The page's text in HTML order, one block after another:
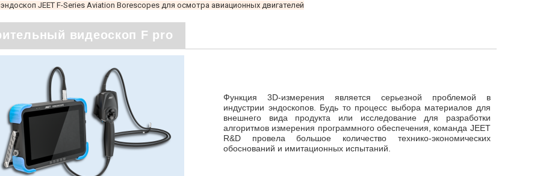
JEET F-Series Aviation Borescopes для осмотра авиационных двигателей
видеоскоп F pro
Функция 3D-измерения является серьезной проблемой в
индустрии эндоскопов. Будь то процесс выбора материалов для
внешнего вида продукта или исследование для разработки
алгоритмов измерения программного обеспечения, команда JEET
R&D провела большое количество технико-экономических
обоснований и имитационных испытаний.